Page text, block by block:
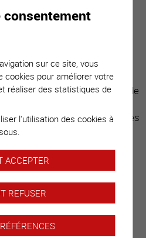
grande pelouse. Les
d’une salle d’eau privative.
bien est vendu en très bon
terrain plat offre un grand
jardin potager, place de
possibilité de parquer cinq
Ce bien répond à toutes
une famille.
consentement
sur ce site, vous
cookies pour améliorer votre
réaliser des statistiques de
l'utilisation des cookies à
ACCEPTER
REFUSER